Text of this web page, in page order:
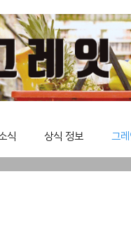
식 상식 정보 그